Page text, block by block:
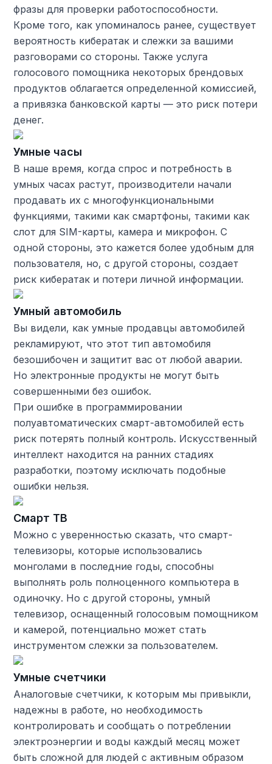
фразы для проверки работоспособности.
Кроме того, как упоминалось ранее, существует
вероятность кибератак и слежки за вашими
разговорами со стороны. Также услуга
голосового помощника некоторых брендовых
продуктов облагается определенной комиссией,
а привязка банковской карты — это риск потери
денег.
Умные часы
В наше время, когда спрос и потребность в
умных часах растут, производители начали
продавать их с многофункциональными
функциями, такими как смартфоны, такими как
слот для SIM-карты, камера и микрофон. С
одной стороны, это кажется более удобным для
пользователя, но, с другой стороны, создает
риск кибератак и потери личной информации.
Умный автомобиль
Вы видели, как умные продавцы автомобилей
рекламируют, что этот тип автомобиля
безошибочен и защитит вас от любой аварии.
Но электронные продукты не могут быть
совершенными без ошибок.
При ошибке в программировании
полуавтоматических смарт-автомобилей есть
риск потерять полный контроль. Искусственный
интеллект находится на ранних стадиях
разработки, поэтому исключать подобные
ошибки нельзя.
Смарт ТВ
Можно с уверенностью сказать, что смарт-
телевизоры, которые использовались
монголами в последние годы, способны
выполнять роль полноценного компьютера в
одиночку. Но с другой стороны, умный
телевизор, оснащенный голосовым помощником
и камерой, потенциально может стать
инструментом слежки за пользователем.
Умные счетчики
Аналоговые счетчики, к которым мы привыкли,
надежны в работе, но необходимость
контролировать и сообщать о потреблении
электроэнергии и воды каждый месяц может
быть сложной для людей с активным образом